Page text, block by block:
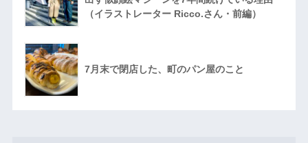
（イラストレーター Ricco.さん・前編）
7月末で閉店した、町のパン屋のこと